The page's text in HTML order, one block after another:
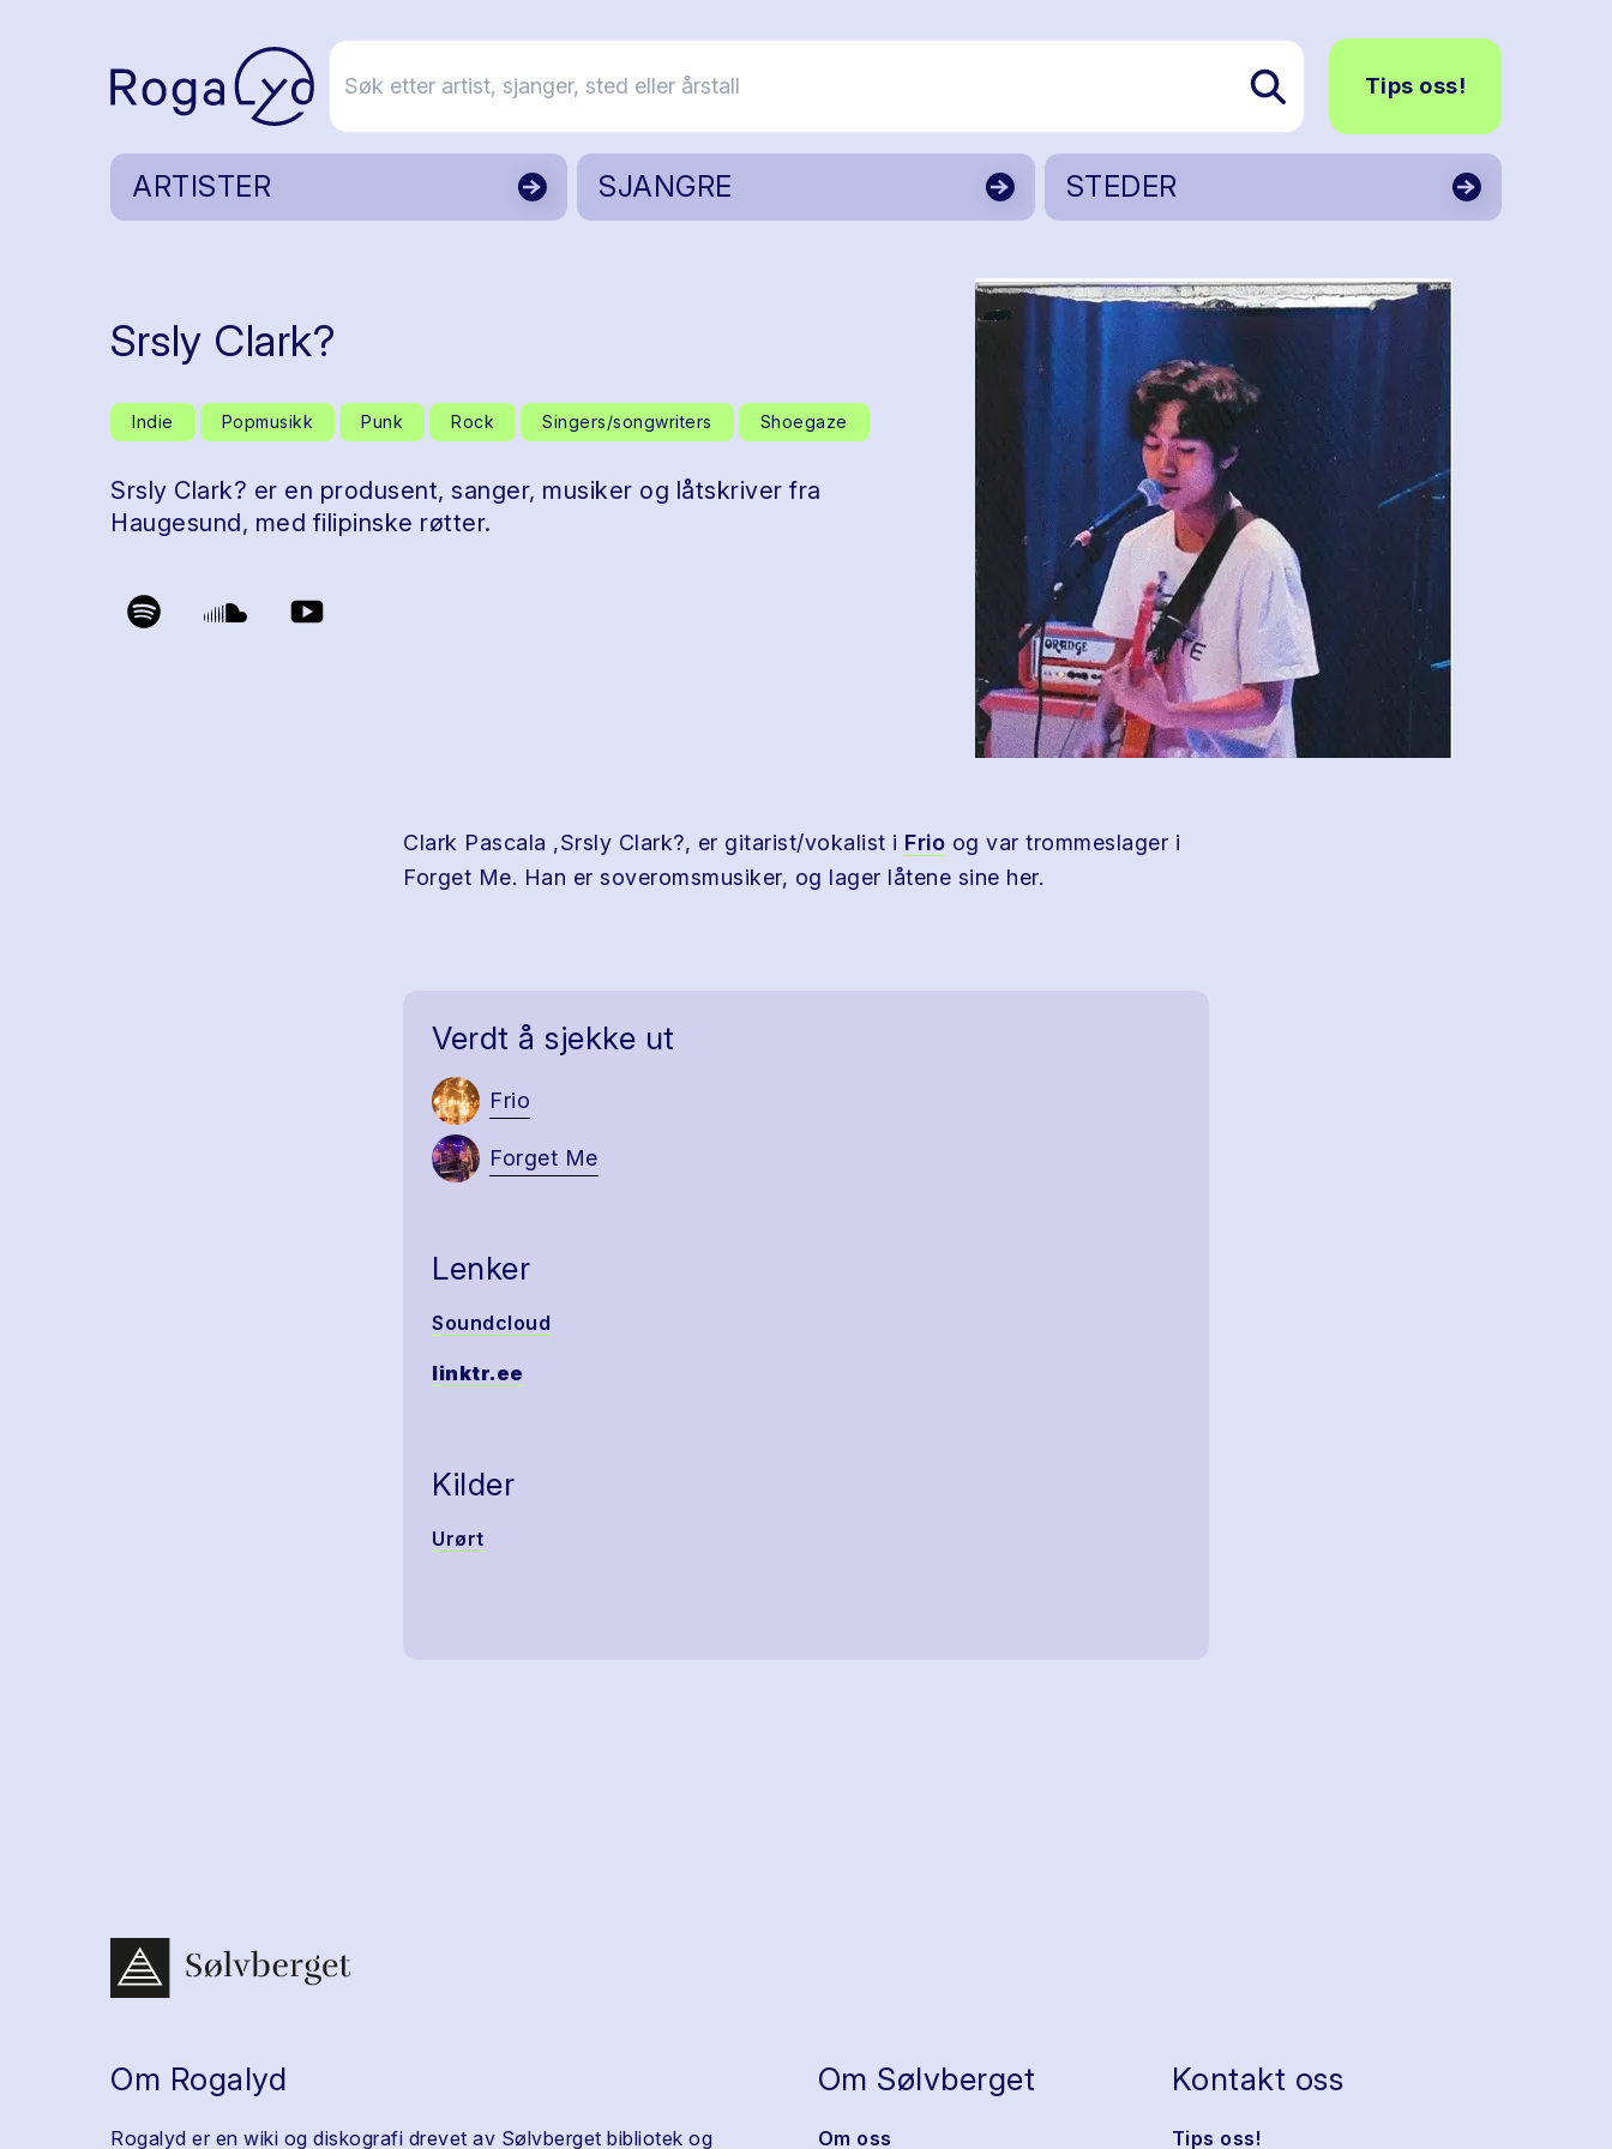
Tips oss!
ARTISTER SJANGRE STEDER
Srsly Clark?
Indie Popmusikk Punk Rock Singers/songwriters Shoegaze
Srsly Clark? er en produsent, sanger, musiker og låtskriver fra
Haugesund, med filipinske røtter.
Clark Pascala ,Srsly Clark?, er gitarist/vokalist i Frio og var trommeslager i
Forget Me. Han er soveromsmusiker, og lager låtene sine her.
Verdt å sjekke ut
Frio
Forget Me
Lenker
Soundcloud
linktr.ee
Kilder
Urørt
Om Rogalyd
Rogalyd er en wiki og diskografi drevet av Sølvberget bibliotek og
Om Sølvberget
Om oss
Kontakt oss
Tips oss!